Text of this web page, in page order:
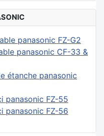
panasonic FZ-G2
panasonic CF-33 &
étanche panasonic
panasonic FZ-55
panasonic FZ-56